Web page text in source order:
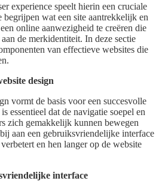
experience speelt hierin een cruciale
begrijpen wat een site aantrekkelijk en
online aanwezigheid te creëren die
de merkidentiteit. In deze sectie
van effectieve websites die
design
vormt de basis voor een succesvolle
essentieel dat de navigatie soepel en
zich gemakkelijk kunnen bewegen
aan een gebruiksvriendelijke interface
en hen langer op de website
interface